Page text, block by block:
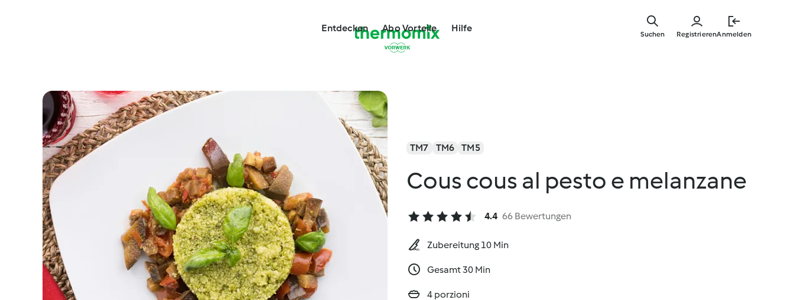
Entdecken Abo Vorteile Hilfe
RegistrierenAnmelden
Suchen
TM7 TM6 TM5
Cous cous al pesto e melanzane
4.4 66 Bewertungen
Zubereitung 10 Min
Gesamt 30 Min
4 porzioni